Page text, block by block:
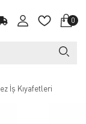
0
İş Kıyafetleri